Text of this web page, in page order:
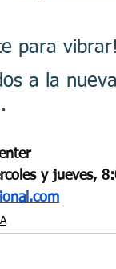
para vibrar!
a la
y jueves,